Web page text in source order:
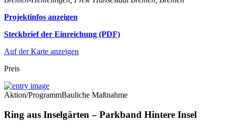
Projektinfos anzeigen
Steckbrief der Einreichung (PDF)
Auf der Karte anzeigen
Preis
Aktion/ProgrammBauliche Maßnahme
Ring aus Inselgärten – Parkband Hintere Insel